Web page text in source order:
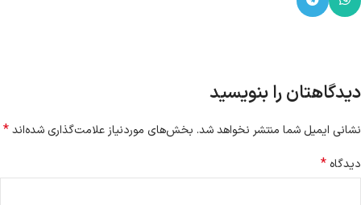
دیدگاهتان را بنویسید
نشانی ایمیل شما منتشر نخواهد شد. بخش‌های موردنیاز علامت‌گذاری شده‌اند*
دیدگاه *